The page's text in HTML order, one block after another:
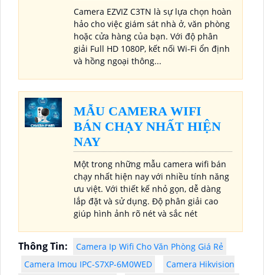
Camera EZVIZ C3TN là sự lựa chọn hoàn
hảo cho việc giám sát nhà ở, văn phòng
hoặc cửa hàng của bạn. Với độ phân
giải Full HD 1080P, kết nối Wi-Fi ổn định
và hồng ngoại thông...
MẪU CAMERA WIFI
BÁN CHẠY NHẤT HIỆN
NAY
Một trong những mẫu camera wifi bán
chạy nhất hiện nay với nhiều tính năng
ưu việt. Với thiết kế nhỏ gọn, dễ dàng
lắp đặt và sử dụng. Độ phân giải cao
giúp hình ảnh rõ nét và sắc nét
Thông Tin:
Camera Ip Wifi Cho Văn Phòng Giá Rẻ
Camera Imou IPC-S7XP-6M0WED
Camera Hikvision